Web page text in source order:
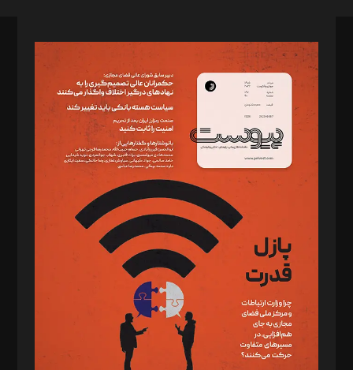
مدیر مسئول: محمدباقر اثنی‌عشری
سردبیر: مهرک محمودی
دبیر تحریریه: میثم قاسمی
د‌بیر ناداستان: سمانه سمیع
د‌بیر خدمت و تجارت: ابوالفضل رجبی
د‌بیر حقوق فناوری: حسام‌الدین ایپکچی
د‌بیر پیوست جهان: مینا پاکدل
د‌بیر تحریریه آنلاین: بابک نقاش
تحریریه‌: مجتبی محمود‌ی، آرش برهمند، یسنا امان‌پور، سروش کرمیان،
مصطفی مسجدی آرانی، ابوالفضل رجبی، زهرا فکرانه، فائزه فتحی
رستمی،مصطفی باستان
ویرایش: نگار استاد‌‌آقا
طراح یونیفرم: مجید توکلی
فیلمبرداری و عکاسی: امیر شفیعی، مانی لطفی زاده
گرافیک و صفحه‌آرایی: سید‌سبحان‌علی ثابت